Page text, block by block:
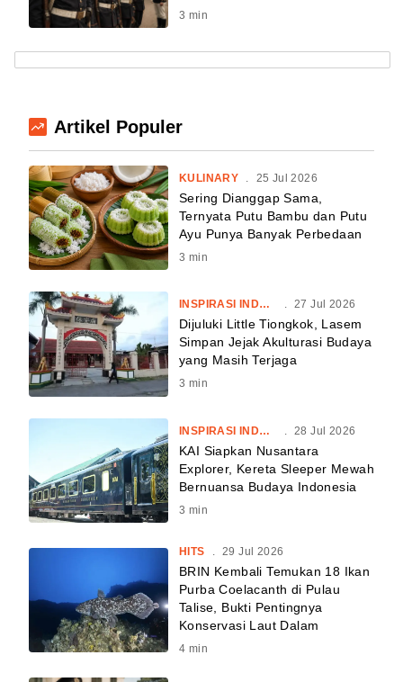
3 min
Artikel Populer
KULINARY . 25 Jul 2026
Sering Dianggap Sama,
Ternyata Putu Bambu dan Putu
Ayu Punya Banyak Perbedaan
3 min
INSPIRASI INDONESIA . 27 Jul 2026
Dijuluki Little Tiongkok, Lasem
Simpan Jejak Akulturasi Budaya
yang Masih Terjaga
3 min
INSPIRASI INDONESIA 28 Jul 2026
KAI Siapkan Nusantara
Explorer, Kereta Sleeper Mewah
Bernuansa Budaya Indonesia
3 min
HITS 29 Jul 2026
BRIN Kembali Temukan 18 Ikan
Purba Coelacanth di Pulau
Talise, Bukti Pentingnya
Konservasi Laut Dalam
4 min